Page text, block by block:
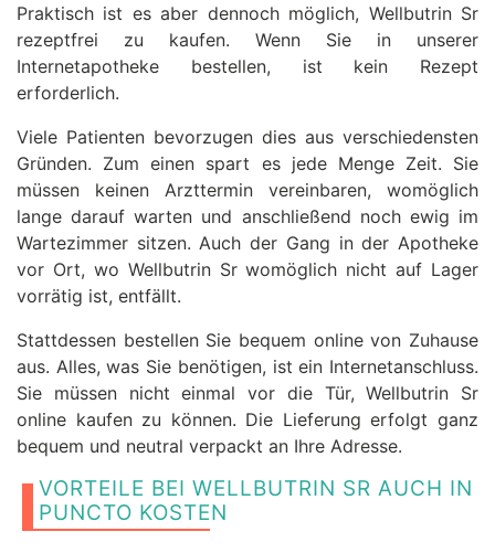
Praktisch ist es aber dennoch möglich, Wellbutrin Sr
rezeptfrei zu kaufen. Wenn Sie in unserer
Internetapotheke bestellen, ist kein Rezept
erforderlich.
Viele Patienten bevorzugen dies aus verschiedensten
Gründen. Zum einen spart es jede Menge Zeit. Sie
müssen keinen Arzttermin vereinbaren, womöglich
lange darauf warten und anschließend noch ewig im
Wartezimmer sitzen. Auch der Gang in der Apotheke
vor Ort, wo Wellbutrin Sr womöglich nicht auf Lager
vorrätig ist, entfällt.
Stattdessen bestellen Sie bequem online von Zuhause
aus. Alles, was Sie benötigen, ist ein Internetanschluss.
Sie müssen nicht einmal vor die Tür, Wellbutrin Sr
online kaufen zu können. Die Lieferung erfolgt ganz
bequem und neutral verpackt an Ihre Adresse.
VORTEILE BEI WELLBUTRIN SR AUCH IN
PUNCTO KOSTEN